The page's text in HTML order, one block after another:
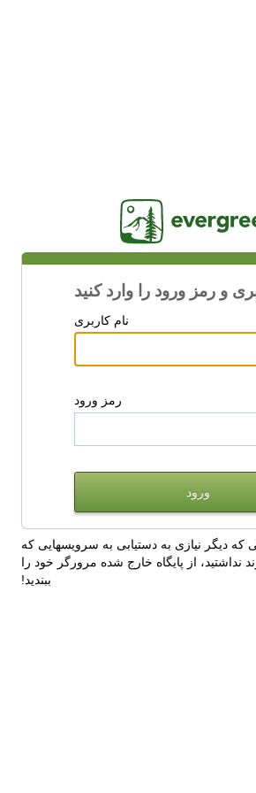
و رمز ورود را وارد کنید
نام کاربری
رمز ورود
که دیگر نیازی به دستیابی به سرویسهایی که
نداشتید، از پایگاه خارج شده مرورگر خود را
ببندید!